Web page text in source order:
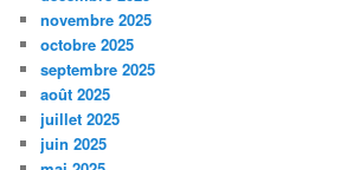
novembre 2025
octobre 2025
septembre 2025
août 2025
juillet 2025
juin 2025